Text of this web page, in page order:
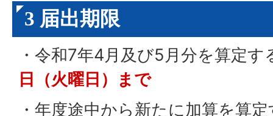
3 届出期限
・令和7年4月及び5月分を算定
日（火曜日）まで
・年度途中から新たに加算を算